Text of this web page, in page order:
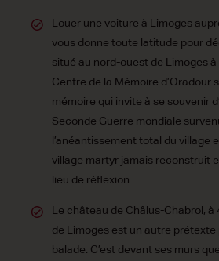
Louer une voiture à Limoges
vous donne toute latitude pour
situé au nord-ouest de Limoges
Centre de la Mémoire d’Oradour
mémoire qui invite à se souvenir
Seconde Guerre mondiale
l’anéantissement total du village
village martyr jamais reconstruit
lieu de réflexion.
Le château de Châlus-Chabrol,
de Limoges est un autre prétexte
balade. C’est devant ses murs